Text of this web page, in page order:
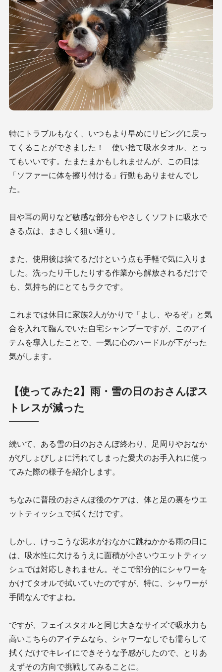
特にトラブルもなく、いつもより早めにリビングに戻っ
てくることができました！ 使い捨て吸水タオル、とっ
てもいいです。たまたまかもしれませんが、この日は
「ソファーに体を擦り付ける」行動もありませんでし
た。
目や耳の周りなど敏感な部分もやさしくソフトに吸水で
きる点は、まさしく狙い通り。
また、使用後は捨てるだけという点も手軽で気に入りま
した。洗ったり干したりする作業から解放されるだけで
も、気持ち的にとてもラクです。
これまでは休日に家族2人がかりで「よし、やるぞ」と気
合を入れて臨んでいた自宅シャンプーですが、このアイ
テムを導入したことで、一気に心のハードルが下がった
気がします。
【使ってみた2】雨・雪の日のおさんぽス
トレスが減った
続いて、ある雪の日のおさんぽ終わり、足周りやおなか
がびしょびしょに汚れてしまった愛犬のお手入れに使っ
てみた際の様子を紹介します。
ちなみに普段のおさんぽ後のケアは、体と足の裏をウエ
ットティッシュで拭くだけです。
しかし、けっこうな泥水がおなかに跳ねかかる雨の日に
は、吸水性に欠けるうえに面積が小さいウエットティッ
シュでは対応しきれません。そこで部分的にシャワーを
かけてタオルで拭いていたのですが、特に、シャワーが
手間なんですよね。
ですが、フェイスタオルと同じ大きなサイズで吸水力も
高いこちらのアイテムなら、シャワーなしでも濡らして
拭くだけでキレイにできそうな予感がしたので、とりあ
えずその方向で挑戦してみることに。